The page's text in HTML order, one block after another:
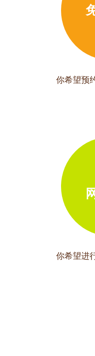
你希望预
你希望进